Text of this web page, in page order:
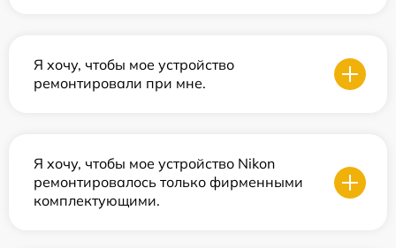
Я хочу, чтобы мое устройство
ремонтировали при мне.
Я хочу, чтобы мое устройство Nikon
ремонтировалось только фирменными
комплектующими.